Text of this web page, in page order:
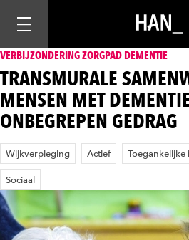
Mobiele navigatie openen
VERBIJZONDERING ZORGPAD DEMENTIE
TRANSMURALE
MENSEN MET
ONBEGREPEN GEDRAG
Wijkverpleging Actief
Sociaal